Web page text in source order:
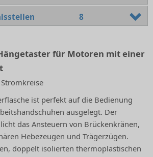
8
für Motoren mit einer
ist perfekt auf die Bedienung
ausgelegt. Der
das Ansteuern von Brückenkränen,
Hebezeugen und Trägerzügen.
doppelt isolierten thermoplastischen